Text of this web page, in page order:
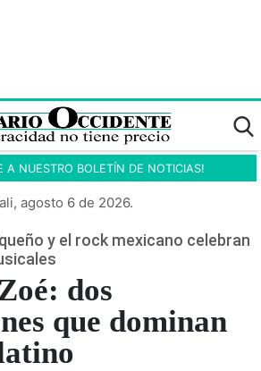
A NUESTRO BOLETÍN DE NOTICIAS!
agosto 6 de 2026.
y el rock mexicano celebran
dos
que dominan